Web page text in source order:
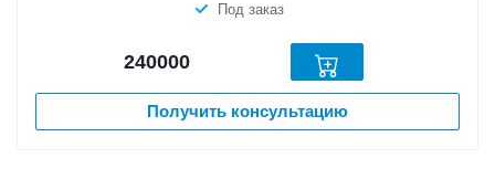
Под заказ
240000
Получить консультацию